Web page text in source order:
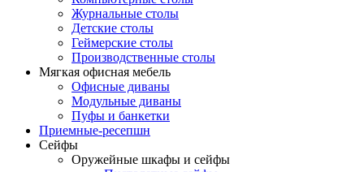
Журнальные столы
Детские столы
Геймерские столы
Производственные столы
Мягкая офисная мебель
Офисные диваны
Модульные диваны
Пуфы и банкетки
Приемные-ресепшн
Сейфы
Оружейные шкафы и сейфы